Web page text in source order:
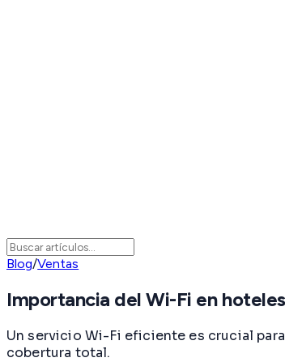
Blog/Ventas
Importancia del Wi-Fi en
Un servicio Wi-Fi eficiente es crucial
cobertura total.